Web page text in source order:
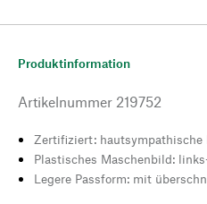
Produktinformation
Artikelnummer 219752
Zertifiziert: hautsympathische
Plastisches Maschenbild:
Legere Passform: mit